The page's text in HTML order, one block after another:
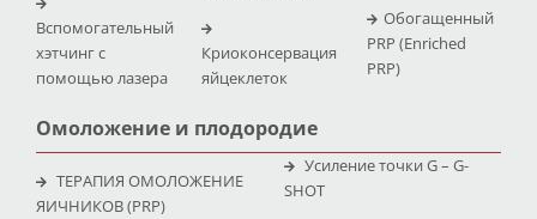
Вспомогательный
хэтчинг с
помощью лазера
Криоконсервация
яйцеклеток
Обогащенный
PRP (Enriched
PRP)
Омоложение и плодородие
ТЕРАПИЯ ОМОЛОЖЕНИЕ
ЯИЧНИКОВ (PRP)
Усиление точки G – G-
SHOT